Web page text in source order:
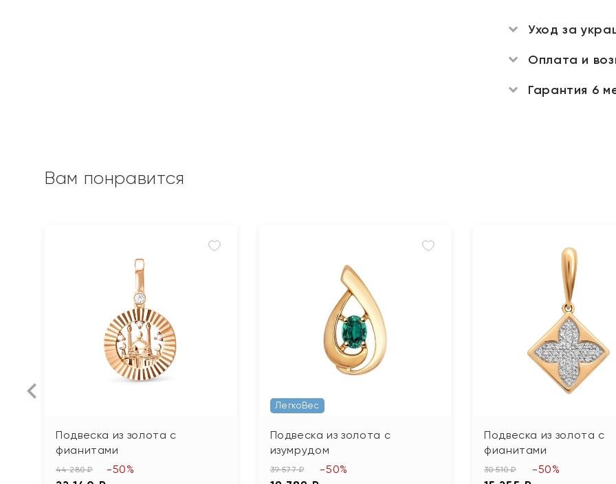
Уход за
Оплата и
Гарантия 6
Вам понравится
Подвеска из золота с
фианитами
44 280 ₽ -50%
ЛегкоВес
Подвеска из золота с
изумрудом
39 577 ₽ -50%
Подвеска из золота с
фианитами
30 510 ₽ -50%